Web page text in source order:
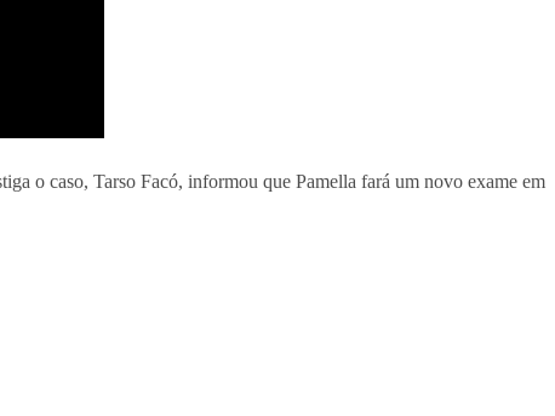
o caso, Tarso Facó, informou que Pamella fará um novo exame em